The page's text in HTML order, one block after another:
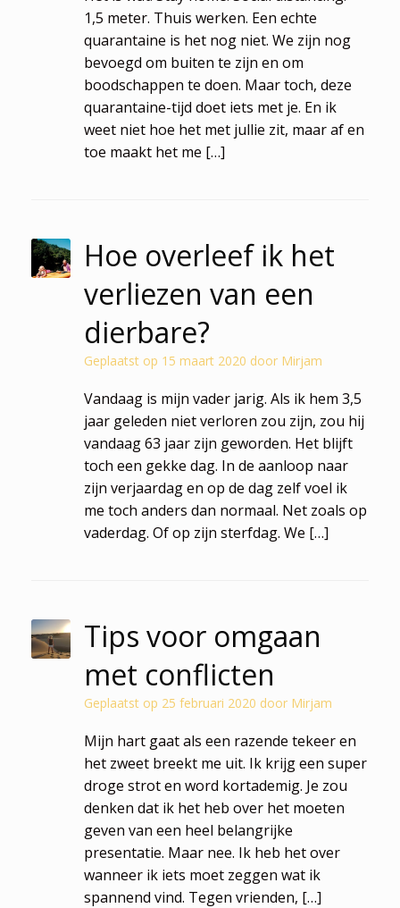
1,5 meter. Thuis werken. Een echte
quarantaine is het nog niet. We zijn nog
bevoegd om buiten te zijn en om
boodschappen te doen. Maar toch, deze
quarantaine-tijd doet iets met je. En ik
weet niet hoe het met jullie zit, maar af en
toe maakt het me […]
Hoe overleef ik het
verliezen van een
dierbare?
Geplaatst op 15 maart 2020 door Mirjam
Vandaag is mijn vader jarig. Als ik hem 3,5
jaar geleden niet verloren zou zijn, zou hij
vandaag 63 jaar zijn geworden. Het blijft
toch een gekke dag. In de aanloop naar
zijn verjaardag en op de dag zelf voel ik
me toch anders dan normaal. Net zoals op
vaderdag. Of op zijn sterfdag. We […]
Tips voor omgaan
met conflicten
Geplaatst op 25 februari 2020 door Mirjam
Mijn hart gaat als een razende tekeer en
het zweet breekt me uit. Ik krijg een super
droge strot en word kortademig. Je zou
denken dat ik het heb over het moeten
geven van een heel belangrijke
presentatie. Maar nee. Ik heb het over
wanneer ik iets moet zeggen wat ik
spannend vind. Tegen vrienden, […]